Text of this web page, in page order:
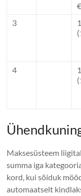
3
4
Maksesüsteem
summa iga
kord, kui sõiduk
automaatselt